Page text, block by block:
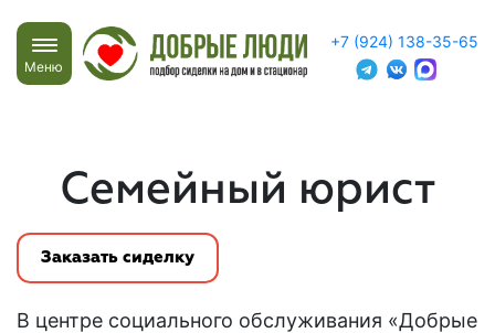
Меню
+7 (924) 138-35-65
Семейный юрист
Заказать сиделку
В центре социального обслуживания «Добрые